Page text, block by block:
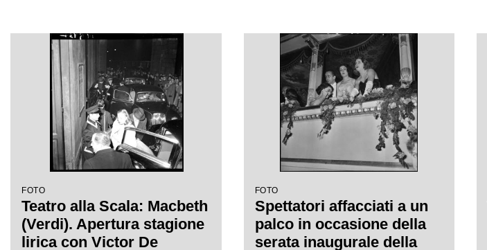
FOTO
Teatro alla Scala: Macbeth
(Verdi). Apertura stagione
lirica con Victor De
FOTO
Spettatori affacciati a un
palco in occasione della
serata inaugurale della